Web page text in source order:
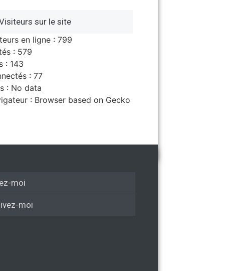
sur le site
en ligne : 799
: 579
: 143
: 77
: No data
: Browser based on Gecko
moi
moi